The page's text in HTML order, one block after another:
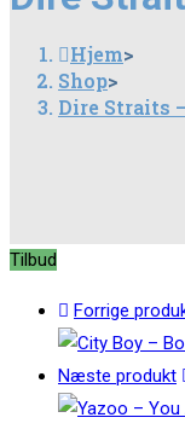
(LP)
antal
Hjem>
Shop>
Dire Straits
Tilbud
Forrige
Næste produkt